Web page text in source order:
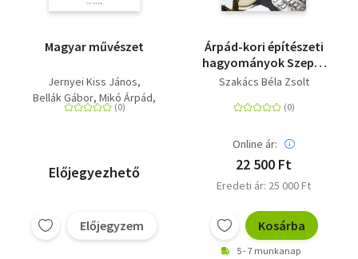
Magyar művészet
Jernyei Kiss János
Bellák Gábor Mikó Árpád
Keserű Katalin
Előjegyezhető
Előjegyzem
Árpád-kori építészeti
hagyományok Szepes
és Sáros megyében I-II.
Szakács Béla Zsolt
Online ár:
22 500 Ft
Eredeti ár: 25 000 Ft
Kosárba
5 - 7 munkanap